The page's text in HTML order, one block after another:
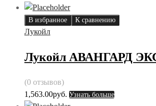
В избранное К сравнению
Лукойл
Лукойл АВАНГАРД
(0 отзывов)
1,563.00руб. Узнать больше